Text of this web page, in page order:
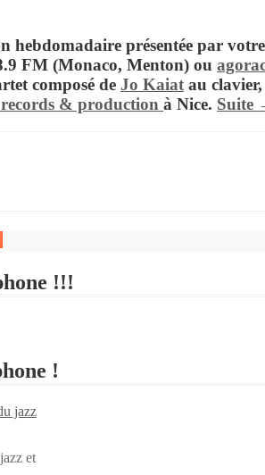
hebdomadaire présentée par
FM (Monaco, Menton) ou
composé de Jo Kaiat au clavier,
& production à Nice. Suite
!!!
!
et